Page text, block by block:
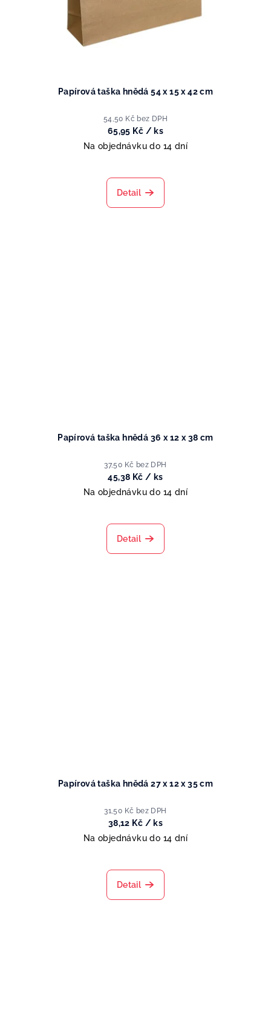
Papírová taška hnědá 54 x 15 x 42 cm
54,50 Kč bez DPH
65,95 Kč / ks
Na objednávku do 14 dní
Detail
Papírová taška hnědá 36 x 12 x 38 cm
37,50 Kč bez DPH
45,38 Kč / ks
Na objednávku do 14 dní
Detail
Papírová taška hnědá 27 x 12 x 35 cm
31,50 Kč bez DPH
38,12 Kč / ks
Na objednávku do 14 dní
Detail